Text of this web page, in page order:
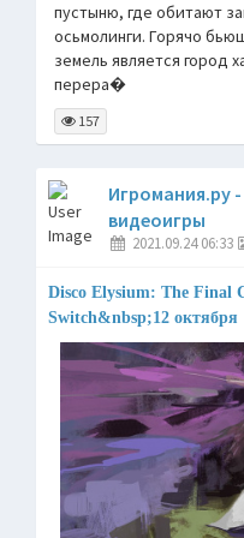
пустыню, где обитают
осьмолинги. Горячо
земель является город
перера�
157
Игромания.ру
видеоигры
2021.09.24 06:33
Disco Elysium: The Final
Switch&nbsp;12 октября